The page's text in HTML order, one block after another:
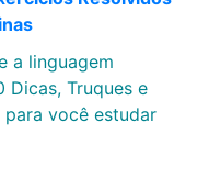
a linguagem
Dicas, Truques e
você estudar